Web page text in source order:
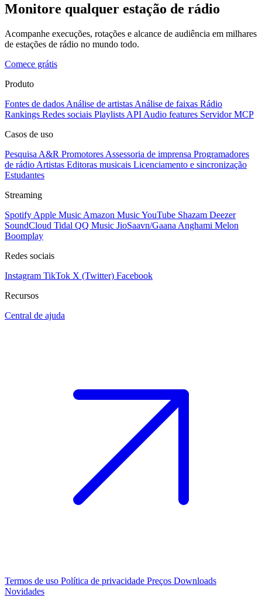
Monitore qualquer estação de rádio
Acompanhe execuções, rotações e alcance de audiência em milhares
de estações de rádio no mundo todo.
Comece grátis
Produto
Fontes de dados Análise de artistas Análise de faixas Rádio
Rankings Redes sociais Playlists API Audio features Servidor MCP
Casos de uso
Pesquisa A&R Promotores Assessoria de imprensa Programadores
de rádio Artistas Editoras musicais Licenciamento e sincronização
Estudantes
Streaming
Spotify Apple Music Amazon MusicYouTube Shazam Deezer
SoundCloud Tidal QQ Music JioSaavn/Gaana Anghami Melon
Boomplay
Redes sociais
Instagram TikTok X (Twitter) Facebook
Recursos
Central de ajuda
Termos de uso Política de privacidade Preços Downloads
Novidades